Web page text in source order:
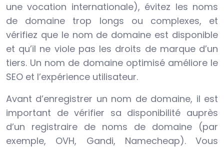
une vocation internationale), évitez les noms
de domaine trop longs ou complexes, et
vérifiez que le nom de domaine est disponible
et qu’il ne viole pas les droits de marque d’un
tiers. Un nom de domaine optimisé améliore le
SEO et l’expérience utilisateur.
Avant d’enregistrer un nom de domaine, il est
important de vérifier sa disponibilité auprès
d’un registraire de noms de domaine (par
exemple, OVH, Gandi, Namecheap). Vous